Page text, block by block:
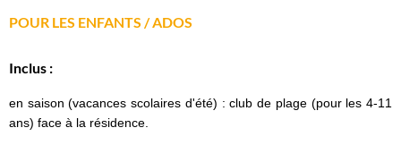
POUR LES ENFANTS / ADOS
Inclus :
en saison (vacances scolaires d'été) : club de plage (pour les 4-11
ans) face à la résidence.